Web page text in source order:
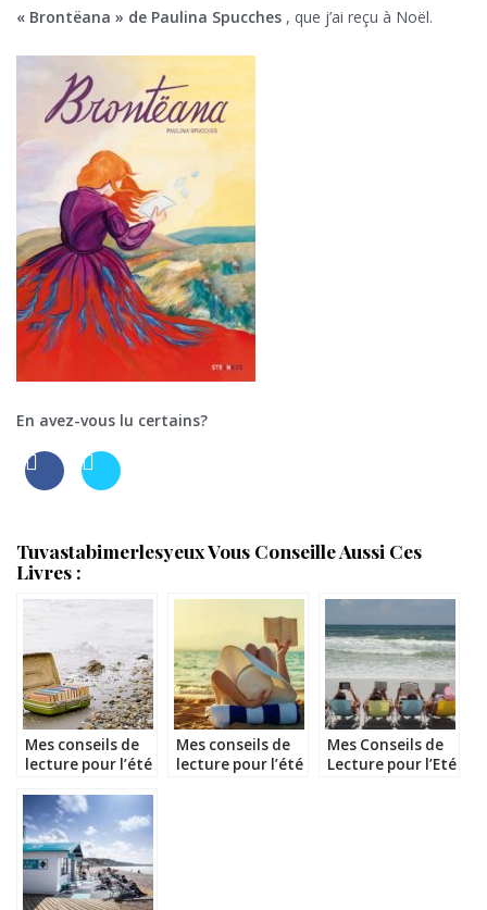
« Brontëana » de Paulina Spucches , que j’ai reçu à Noël.
En avez-vous lu certains?
Tuvastabimerlesyeux Vous Conseille Aussi Ces
Livres :
Mes conseils de
lecture pour l’été
Mes conseils de
lecture pour l’été
Mes Conseils de
Lecture pour l’Eté